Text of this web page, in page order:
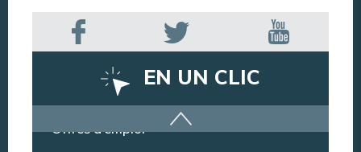
EN UN CLIC